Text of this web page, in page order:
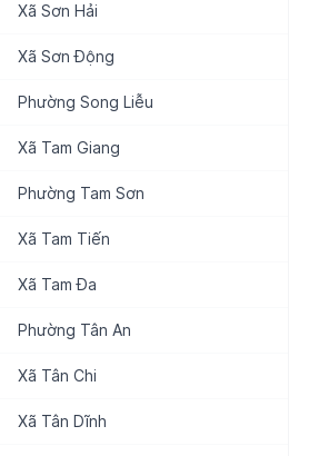
Xã Sơn Hải
Xã Sơn Động
Phường Song Liễu
Xã Tam Giang
Phường Tam Sơn
Xã Tam Tiến
Xã Tam Đa
Phường Tân An
Xã Tân Chi
Xã Tân Dĩnh